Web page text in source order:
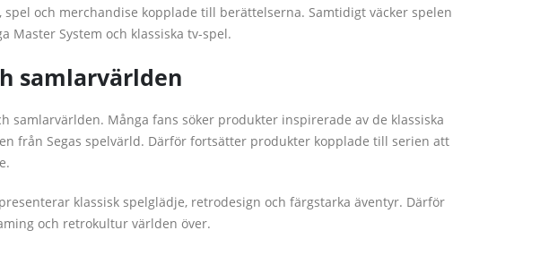
och merchandise kopplade till berättelserna. Samtidigt väcker spelen
Master System och klassiska tv-spel.
samlarvärlden
samlarvärlden. Många fans söker produkter inspirerade av de klassiska
från Segas spelvärld. Därför fortsätter produkter kopplade till serien att
klassisk spelglädje, retrodesign och färgstarka äventyr. Därför
och retrokultur världen över.